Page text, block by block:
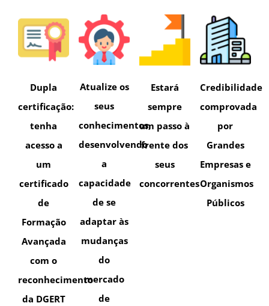
Dupla
certificação:
tenha
acesso a
um
certificado
de
Formação
Avançada
com o
reconhecimento
da DGERT
Atualize os
seus
conhecimentos,
desenvolvendo
a
capacidade
de se
adaptar às
mudanças
do
mercado
de
Estará
sempre
um passo à
frente dos
seus
concorrentes
Credibilidade
comprovada
por
Grandes
Empresas e
Organismos
Públicos